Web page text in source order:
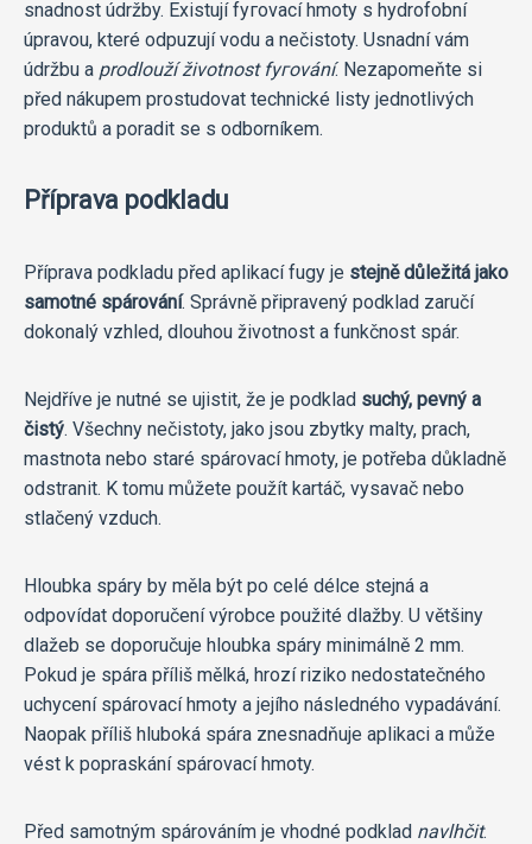
snadnost údržby. Existují fугоvací hmoty s hydrofobní
úpravou, které odpuzují vodu a nečistoty. Usnadní vám
údržbu a prodlouží životnost fугоvání. Nezapomeňte si
před nákupem prostudovat technické listy jednotlivých
produktů a poradit se s odborníkem.
Příprava podkladu
Příprava podkladu před aplikací fugy je stejně důležitá jako
samotné spárování. Správně připravený podklad zaručí
dokonalý vzhled, dlouhou životnost a funkčnost spár.
Nejdříve je nutné se ujistit, že je podklad suchý, pevný a
čistý. Všechny nečistoty, jako jsou zbytky malty, prach,
mastnota nebo staré spárovací hmoty, je potřeba důkladně
odstranit. K tomu můžete použít kartáč, vysavač nebo
stlačený vzduch.
Hloubka spáry by měla být po celé délce stejná a
odpovídat doporučení výrobce použité dlažby. U většiny
dlažeb se doporučuje hloubka spáry minimálně 2 mm.
Pokud je spára příliš mělká, hrozí riziko nedostatečného
uchycení spárovací hmoty a jejího následného vypadávání.
Naopak příliš hluboká spára znesnadňuje aplikaci a může
vést k popraskání spárovací hmoty.
Před samotným spárováním je vhodné podklad navlhčit.